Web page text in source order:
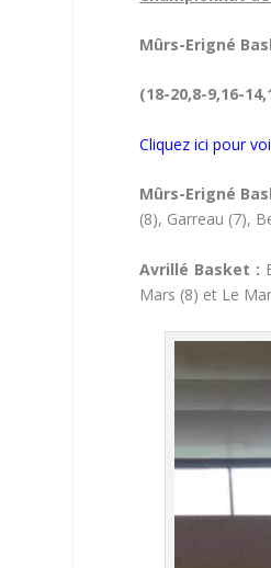
Mûrs-Erigné
(18-20,8-9,16-
Cliquez ici pour
Mûrs-Erigné
(8), Garreau (7),
Avrillé Basket :
Mars (8) et Le